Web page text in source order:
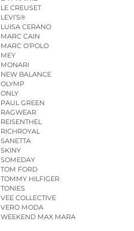
LE CREUSET
LEVI’S®
LUISA CERANO
MARC CAIN
MARC O’POLO
MEY
MONARI
NEW BALANCE
OLYMP
ONLY
PAUL GREEN
RAGWEAR
REISENTHEL
RICHROYAL
SANETTA
SKINY
SOMEDAY
TOM FORD
TOMMY HILFIGER
TONIES
VEE COLLECTIVE
VERO MODA
WEEKEND MAX MARA